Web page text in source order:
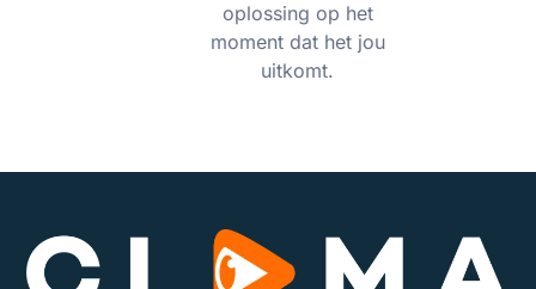
oplossing op het
moment dat het jou
uitkomt.